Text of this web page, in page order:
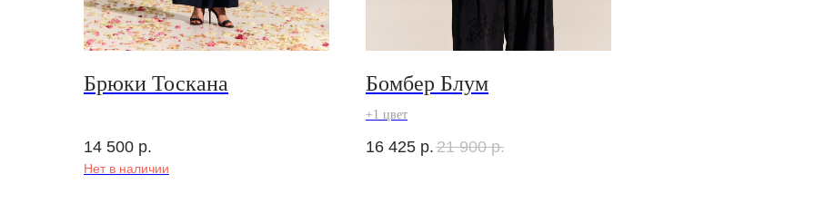
Брюки Тоскана
14 500 р.
Нет в наличии
Бомбер Блум
+1 цвет
16 425 р. 21 900 р.